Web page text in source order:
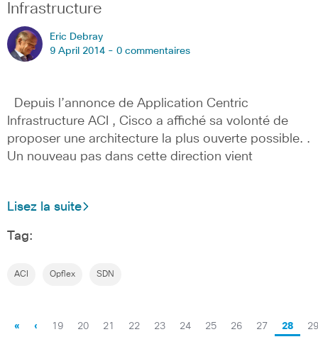
Infrastructure
Eric Debray
9 April 2014 - 0 commentaires
Depuis l’annonce de Application Centric
Infrastructure ACI , Cisco a affiché sa volonté de
proposer une architecture la plus ouverte possible. .
Un nouveau pas dans cette direction vient
Lisez la suite
Tag:
ACI Opflex SDN
« ‹ 19 20 21 22 23 24 25 26 27 28 29